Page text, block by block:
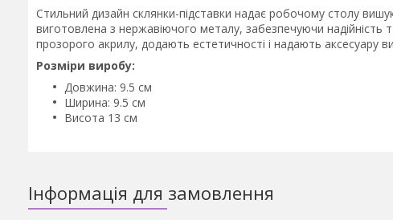
Стильний дизайн склянки-підставки надає робочому столу
виготовлена з нержавіючого металу, забезпечуючи надійність
прозорого акрилу, додають естетичності і надають аксесуару
Розміри виробу:
Довжина: 9.5 см
Ширина: 9.5 см
Висота 13 см
Інформація для замовлення